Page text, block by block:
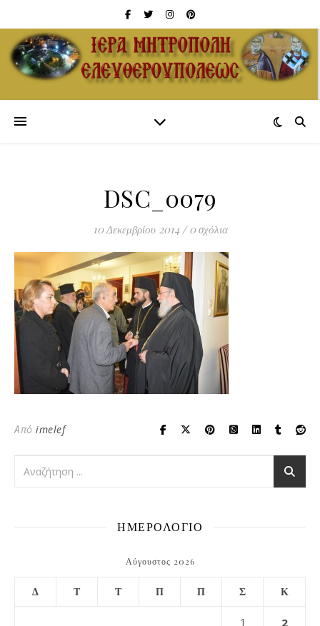
DSC_0079
10 Δεκεμβρίου 2014 / 0 σχόλια
Από imelef
ΗΜΕΡΟΛΟΓΙΟ
Αύγουστος 2026
Δ Τ Τ Π Π Σ Κ
1 2